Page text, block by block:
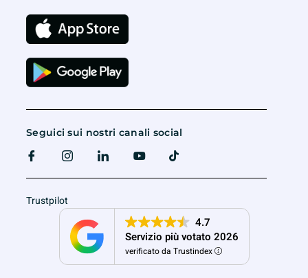
Seguici sui nostri canali social
Trustpilot
4.7
Servizio più votato 2026
verificato da Trustindex